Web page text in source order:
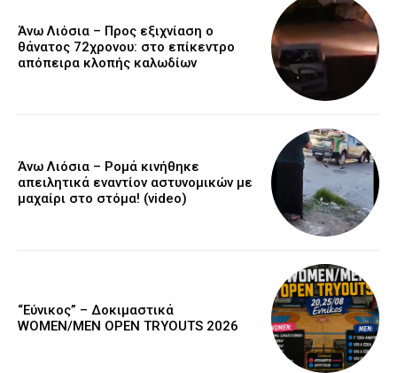
Άνω Λιόσια – Προς εξιχνίαση ο
θάνατος 72χρονου: στο επίκεντρο
απόπειρα κλοπής καλωδίων
Άνω Λιόσια – Ρομά κινήθηκε
απειλητικά εναντίον αστυνομικών με
μαχαίρι στο στόμα! (video)
“Εύνικος” – Δοκιμαστικά
WOMEN/MEN OPEN TRYOUTS 2026